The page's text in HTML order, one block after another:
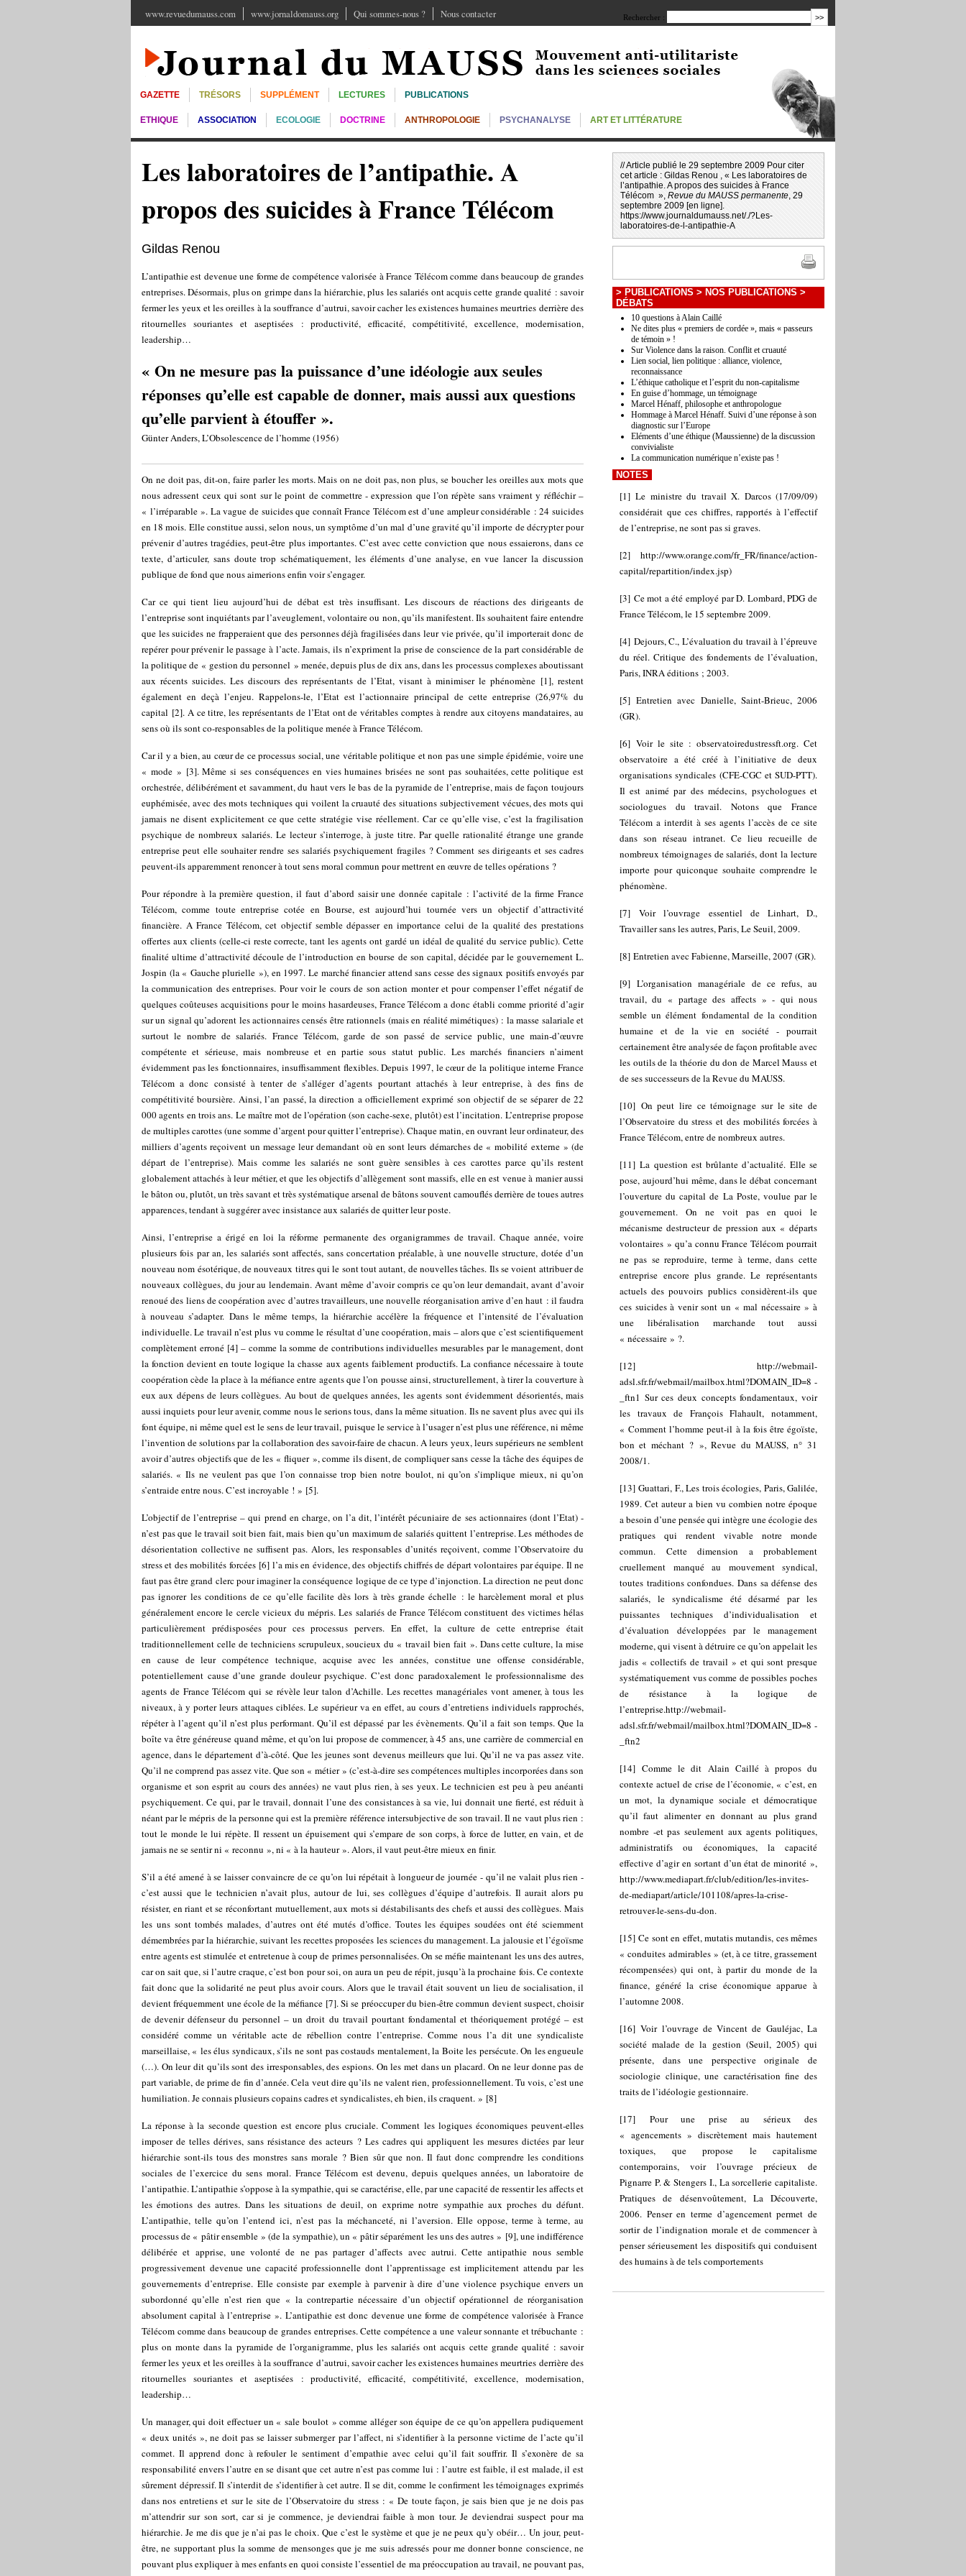
www.revuedumauss.com www.jornaldomauss.org Qui sommes-nous ? Nous contacter Rechercher :
GAZETTE TRÉSORS SUPPLÉMENT LECTURES PUBLICATIONS
ETHIQUE ASSOCIATION ECOLOGIE DOCTRINE ANTHROPOLOGIE PSYCHANALYSE ART ET LITTÉRATURE
Les laboratoires de l’antipathie. A
propos des suicides à France Télécom
Gildas Renou
L’antipathie est devenue une forme de compétence valorisée à France Télécom comme dans beaucoup de grandes
entreprises. Désormais, plus on grimpe dans la hiérarchie, plus les salariés ont acquis cette grande qualité : savoir
fermer les yeux et les oreilles à la souffrance d’autrui, savoir cacher les existences humaines meurtries derrière des
ritournelles souriantes et aseptisées : productivité, efficacité, compétitivité, excellence, modernisation,
leadership…
« On ne mesure pas la puissance d’une idéologie aux seules
réponses qu’elle est capable de donner, mais aussi aux questions
qu’elle parvient à étouffer ».
Günter Anders, L’Obsolescence de l’homme (1956)
On ne doit pas, dit-on, faire parler les morts. Mais on ne doit pas, non plus, se boucher les oreilles aux mots que
nous adressent ceux qui sont sur le point de commettre - expression que l’on répète sans vraiment y réfléchir –
« l’irréparable ». La vague de suicides que connaît France Télécom est d’une ampleur considérable : 24 suicides
en 18 mois. Elle constitue aussi, selon nous, un symptôme d’un mal d’une gravité qu’il importe de décrypter pour
prévenir d’autres tragédies, peut-être plus importantes. C’est avec cette conviction que nous essaierons, dans ce
texte, d’articuler, sans doute trop schématiquement, les éléments d’une analyse, en vue lancer la discussion
publique de fond que nous aimerions enfin voir s’engager.
Car ce qui tient lieu aujourd’hui de débat est très insuffisant. Les discours de réactions des dirigeants de
l’entreprise sont inquiétants par l’aveuglement, volontaire ou non, qu’ils manifestent. Ils souhaitent faire entendre
que les suicides ne frapperaient que des personnes déjà fragilisées dans leur vie privée, qu’il importerait donc de
repérer pour prévenir le passage à l’acte. Jamais, ils n’expriment la prise de conscience de la part considérable de
la politique de « gestion du personnel » menée, depuis plus de dix ans, dans les processus complexes aboutissant
aux récents suicides. Les discours des représentants de l’Etat, visant à minimiser le phénomène [1], restent
également en deçà l’enjeu. Rappelons-le, l’Etat est l’actionnaire principal de cette entreprise (26,97% du
capital [2]. A ce titre, les représentants de l’Etat ont de véritables comptes à rendre aux citoyens mandataires, au
sens où ils sont co-responsables de la politique menée à France Télécom.
Car il y a bien, au cœur de ce processus social, une véritable politique et non pas une simple épidémie, voire une
« mode » [3]. Même si ses conséquences en vies humaines brisées ne sont pas souhaitées, cette politique est
orchestrée, délibérément et savamment, du haut vers le bas de la pyramide de l’entreprise, mais de façon toujours
euphémisée, avec des mots techniques qui voilent la cruauté des situations subjectivement vécues, des mots qui
jamais ne disent explicitement ce que cette stratégie vise réellement. Car ce qu’elle vise, c’est la fragilisation
psychique de nombreux salariés. Le lecteur s’interroge, à juste titre. Par quelle rationalité étrange une grande
entreprise peut elle souhaiter rendre ses salariés psychiquement fragiles ? Comment ses dirigeants et ses cadres
peuvent-ils apparemment renoncer à tout sens moral commun pour mettrent en œuvre de telles opérations ?
Pour répondre à la première question, il faut d’abord saisir une donnée capitale : l’activité de la firme France
Télécom, comme toute entreprise cotée en Bourse, est aujourd’hui tournée vers un objectif d’attractivité
financière. A France Télécom, cet objectif semble dépasser en importance celui de la qualité des prestations
offertes aux clients (celle-ci reste correcte, tant les agents ont gardé un idéal de qualité du service public). Cette
finalité ultime d’attractivité découle de l’introduction en bourse de son capital, décidée par le gouvernement L.
Jospin (la « Gauche plurielle »), en 1997. Le marché financier attend sans cesse des signaux positifs envoyés par
la communication des entreprises. Pour voir le cours de son action monter et pour compenser l’effet négatif de
quelques coûteuses acquisitions pour le moins hasardeuses, France Télécom a donc établi comme priorité d’agir
sur un signal qu’adorent les actionnaires censés être rationnels (mais en réalité mimétiques) : la masse salariale et
surtout le nombre de salariés. France Télécom, garde de son passé de service public, une main-d’œuvre
compétente et sérieuse, mais nombreuse et en partie sous statut public. Les marchés financiers n’aiment
évidemment pas les fonctionnaires, insuffisamment flexibles. Depuis 1997, le cœur de la politique interne France
Télécom a donc consisté à tenter de s’alléger d’agents pourtant attachés à leur entreprise, à des fins de
compétitivité boursière. Ainsi, l’an passé, la direction a officiellement exprimé son objectif de se séparer de 22
000 agents en trois ans. Le maître mot de l’opération (son cache-sexe, plutôt) est l’incitation. L’entreprise propose
de multiples carottes (une somme d’argent pour quitter l’entreprise). Chaque matin, en ouvrant leur ordinateur, des
milliers d’agents reçoivent un message leur demandant où en sont leurs démarches de « mobilité externe » (de
départ de l’entreprise). Mais comme les salariés ne sont guère sensibles à ces carottes parce qu’ils restent
globalement attachés à leur métier, et que les objectifs d’allègement sont massifs, elle en est venue à manier aussi
le bâton ou, plutôt, un très savant et très systématique arsenal de bâtons souvent camouflés derrière de toues autres
apparences, tendant à suggérer avec insistance aux salariés de quitter leur poste.
Ainsi, l’entreprise a érigé en loi la réforme permanente des organigrammes de travail. Chaque année, voire
plusieurs fois par an, les salariés sont affectés, sans concertation préalable, à une nouvelle structure, dotée d’un
nouveau nom ésotérique, de nouveaux titres qui le sont tout autant, de nouvelles tâches. Ils se voient attribuer de
nouveaux collègues, du jour au lendemain. Avant même d’avoir compris ce qu’on leur demandait, avant d’avoir
renoué des liens de coopération avec d’autres travailleurs, une nouvelle réorganisation arrive d’en haut : il faudra
à nouveau s’adapter. Dans le même temps, la hiérarchie accélère la fréquence et l’intensité de l’évaluation
individuelle. Le travail n’est plus vu comme le résultat d’une coopération, mais – alors que c’est scientifiquement
complètement erroné[4] – comme la somme de contributions individuelles mesurables par le management, dont
la fonction devient en toute logique la chasse aux agents faiblement productifs. La confiance nécessaire à toute
coopération cède la place à la méfiance entre agents que l’on pousse ainsi, structurellement, à tirer la couverture à
eux aux dépens de leurs collègues. Au bout de quelques années, les agents sont évidemment désorientés, mais
aussi inquiets pour leur avenir, comme nous le serions tous, dans la même situation. Ils ne savent plus avec qui ils
font équipe, ni même quel est le sens de leur travail, puisque le service à l’usager n’est plus une référence, ni même
l’invention de solutions par la collaboration des savoir-faire de chacun. A leurs yeux, leurs supérieurs ne semblent
avoir d’autres objectifs que de les « fliquer », comme ils disent, de compliquer sans cesse la tâche des équipes de
salariés. « Ils ne veulent pas que l’on connaisse trop bien notre boulot, ni qu’on s’implique mieux, ni qu’on
s’entraide entre nous. C’est incroyable ! » [5].
L’objectif de l’entreprise – qui prend en charge, on l’a dit, l’intérêt pécuniaire de ses actionnaires (dont l’Etat) -
n’est pas que le travail soit bien fait, mais bien qu’un maximum de salariés quittent l’entreprise. Les méthodes de
désorientation collective ne suffisent pas. Alors, les responsables d’unités reçoivent, comme l’Observatoire du
stress et des mobilités forcées[6] l’a mis en évidence, des objectifs chiffrés de départ volontaires par équipe. Il ne
faut pas être grand clerc pour imaginer la conséquence logique de ce type d’injonction. La direction ne peut donc
pas ignorer les conditions de ce qu’elle facilite dès lors à très grande échelle : le harcèlement moral et plus
généralement encore le cercle vicieux du mépris. Les salariés de France Télécom constituent des victimes hélas
particulièrement prédisposées pour ces processus pervers. En effet, la culture de cette entreprise était
traditionnellement celle de techniciens scrupuleux, soucieux du « travail bien fait ». Dans cette culture, la mise
en cause de leur compétence technique, acquise avec les années, constitue une offense considérable,
potentiellement cause d’une grande douleur psychique. C’est donc paradoxalement le professionnalisme des
agents de France Télécom qui se révèle leur talon d’Achille. Les recettes managériales vont amener, à tous les
niveaux, à y porter leurs attaques ciblées. Le supérieur va en effet, au cours d’entretiens individuels rapprochés,
répéter à l’agent qu’il n’est plus performant. Qu’il est dépassé par les évènements. Qu’il a fait son temps. Que la
boîte va être généreuse quand même, et qu’on lui propose de commencer, à 45 ans, une carrière de commercial en
agence, dans le département d’à-côté. Que les jeunes sont devenus meilleurs que lui. Qu’il ne va pas assez vite.
Qu’il ne comprend pas assez vite. Que son « métier » (c’est-à-dire ses compétences multiples incorporées dans son
organisme et son esprit au cours des années) ne vaut plus rien, à ses yeux. Le technicien est peu à peu anéanti
psychiquement. Ce qui, par le travail, donnait l’une des consistances à sa vie, lui donnait une fierté, est réduit à
néant par le mépris de la personne qui est la première référence intersubjective de son travail. Il ne vaut plus rien :
tout le monde le lui répète. Il ressent un épuisement qui s’empare de son corps, à force de lutter, en vain, et de
jamais ne se sentir ni « reconnu », ni « à la hauteur ». Alors, il vaut peut-être mieux en finir.
S’il a été amené à se laisser convaincre de ce qu’on lui répétait à longueur de journée - qu’il ne valait plus rien -
c’est aussi que le technicien n’avait plus, autour de lui, ses collègues d’équipe d’autrefois. Il aurait alors pu
résister, en riant et se réconfortant mutuellement, aux mots si déstabilisants des chefs et aussi des collègues. Mais
les uns sont tombés malades, d’autres ont été mutés d’office. Toutes les équipes soudées ont été sciemment
démembrées par la hiérarchie, suivant les recettes proposées les sciences du management. La jalousie et l’égoïsme
entre agents est stimulée et entretenue à coup de primes personnalisées. On se méfie maintenant les uns des autres,
car on sait que, si l’autre craque, c’est bon pour soi, on aura un peu de répit, jusqu’à la prochaine fois. Ce contexte
fait donc que la solidarité ne peut plus avoir cours. Alors que le travail était souvent un lieu de socialisation, il
devient fréquemment une école de la méfiance[7]. Si se préoccuper du bien-être commun devient suspect, choisir
de devenir défenseur du personnel – un droit du travail pourtant fondamental et théoriquement protégé – est
considéré comme un véritable acte de rébellion contre l’entreprise. Comme nous l’a dit une syndicaliste
marseillaise, « les élus syndicaux, s’ils ne sont pas costauds mentalement, la Boite les persécute. On les engueule
(…). On leur dit qu’ils sont des irresponsables, des espions. On les met dans un placard. On ne leur donne pas de
part variable, de prime de fin d’année. Cela veut dire qu’ils ne valent rien, professionnellement. Tu vois, c’est une
humiliation. Je connais plusieurs copains cadres et syndicalistes, eh bien, ils craquent. » [8]
La réponse à la seconde question est encore plus cruciale. Comment les logiques économiques peuvent-elles
imposer de telles dérives, sans résistance des acteurs ? Les cadres qui appliquent les mesures dictées par leur
hiérarchie sont-ils tous des monstres sans morale ? Bien sûr que non. Il faut donc comprendre les conditions
sociales de l’exercice du sens moral. France Télécom est devenu, depuis quelques années, un laboratoire de
l’antipathie. L’antipathie s’oppose à la sympathie, qui se caractérise, elle, par une capacité de ressentir les affects et
les émotions des autres. Dans les situations de deuil, on exprime notre sympathie aux proches du défunt.
L’antipathie, telle qu’on l’entend ici, n’est pas la méchanceté, ni l’aversion. Elle oppose, terme à terme, au
processus de « pâtir ensemble » (de la sympathie), un « pâtir séparément les uns des autres » [9], une indifférence
délibérée et apprise, une volonté de ne pas partager d’affects avec autrui. Cette antipathie nous semble
progressivement devenue une capacité professionnelle dont l’apprentissage est implicitement attendu par les
gouvernements d’entreprise. Elle consiste par exemple à parvenir à dire d’une violence psychique envers un
subordonné qu’elle n’est rien que « la contrepartie nécessaire d’un objectif opérationnel de réorganisation
absolument capital à l’entreprise ». L’antipathie est donc devenue une forme de compétence valorisée à France
Télécom comme dans beaucoup de grandes entreprises. Cette compétence a une valeur sonnante et trébuchante :
plus on monte dans la pyramide de l’organigramme, plus les salariés ont acquis cette grande qualité : savoir
fermer les yeux et les oreilles à la souffrance d’autrui, savoir cacher les existences humaines meurtries derrière des
ritournelles souriantes et aseptisées : productivité, efficacité, compétitivité, excellence, modernisation,
leadership…
Un manager, qui doit effectuer un « sale boulot » comme alléger son équipe de ce qu’on appellera pudiquement
« deux unités », ne doit pas se laisser submerger par l’affect, ni s’identifier à la personne victime de l’acte qu’il
commet. Il apprend donc à refouler le sentiment d’empathie avec celui qu’il fait souffrir. Il s’exonère de sa
responsabilité envers l’autre en se disant que cet autre n’est pas comme lui : l’autre est faible, il est malade, il est
sûrement dépressif. Il s’interdit de s’identifier à cet autre. Il se dit, comme le confirment les témoignages exprimés
dans nos entretiens et sur le site de l’Observatoire du stress : « De toute façon, je sais bien que je ne dois pas
m’attendrir sur son sort, car si je commence, je deviendrai faible à mon tour. Je deviendrai suspect pour ma
hiérarchie. Je me dis que je n’ai pas le choix. Que c’est le système et que je ne peux qu’y obéir… Un jour, peut-
être, ne supportant plus la somme de mensonges que je me suis adressés pour me donner bonne conscience, ne
pouvant plus expliquer à mes enfants en quoi consiste l’essentiel de ma préoccupation au travail, ne pouvant pas,
// Article publié le 29 septembre 2009 Pour citer
cet article : Gildas Renou , « Les laboratoires de
l’antipathie. A propos des suicides à France
Télécom », Revue du MAUSS permanente, 29
septembre 2009 [en ligne].
https://www.journaldumauss.net/./?Les-
laboratoires-de-l-antipathie-A
> PUBLICATIONS > NOS PUBLICATIONS >
DÉBATS
10 questions à Alain Caillé
Ne dites plus « premiers de cordée », mais « passeurs
de témoin » !
Sur Violence dans la raison. Conflit et cruauté
Lien social, lien politique : alliance, violence,
reconnaissance
L’éthique catholique et l’esprit du non-capitalisme
En guise d’hommage, un témoignage
Marcel Hénaff, philosophe et anthropologue
Hommage à Marcel Hénaff. Suivi d’une réponse à son
diagnostic sur l’Europe
Eléments d’une éthique (Maussienne) de la discussion
convivialiste
La communication numérique n’existe pas !
NOTES
[1]Le ministre du travail X. Darcos (17/09/09)
considérait que ces chiffres, rapportés à l’effectif
de l’entreprise, ne sont pas si graves.
[2] http://www.orange.com/fr_FR/finance/action-
capital/repartition/index.jsp)
[3] Ce mot a été employé par D. Lombard, PDG de
France Télécom, le 15 septembre 2009.
[4] Dejours, C., L’évaluation du travail à l’épreuve
du réel. Critique des fondements de l’évaluation,
Paris, INRA éditions ; 2003.
[5]Entretien avec Danielle, Saint-Brieuc, 2006
(GR).
[6] Voir le site : observatoiredustressft.org. Cet
observatoire a été créé à l’initiative de deux
organisations syndicales (CFE-CGC et SUD-PTT).
Il est animé par des médecins, psychologues et
sociologues du travail. Notons que France
Télécom a interdit à ses agents l’accès de ce site
dans son réseau intranet. Ce lieu recueille de
nombreux témoignages de salariés, dont la lecture
importe pour quiconque souhaite comprendre le
phénomène.
[7]Voir l’ouvrage essentiel de Linhart, D.,
Travailler sans les autres, Paris, Le Seuil, 2009.
[8] Entretien avec Fabienne, Marseille, 2007 (GR).
[9]L’organisation managériale de ce refus, au
travail, du « partage des affects » - qui nous
semble un élément fondamental de la condition
humaine et de la vie en société - pourrait
certainement être analysée de façon profitable avec
les outils de la théorie du don de Marcel Mauss et
de ses successeurs de la Revue du MAUSS.
[10] On peut lire ce témoignage sur le site de
l’Observatoire du stress et des mobilités forcées à
France Télécom, entre de nombreux autres.
[11]La question est brûlante d’actualité. Elle se
pose, aujourd’hui même, dans le débat concernant
l’ouverture du capital de La Poste, voulue par le
gouvernement. On ne voit pas en quoi le
mécanisme destructeur de pression aux « départs
volontaires » qu’a connu France Télécom pourrait
ne pas se reproduire, terme à terme, dans cette
entreprise encore plus grande. Le représentants
actuels des pouvoirs publics considèrent-ils que
ces suicides à venir sont un « mal nécessaire » à
une libéralisation marchande tout aussi
« nécessaire » ?.
[12] http://webmail-
adsl.sfr.fr/webmail/mailbox.html?DOMAIN_ID=8 -
_ftn1 Sur ces deux concepts fondamentaux, voir
les travaux de François Flahault, notamment,
« Comment l’homme peut-il à la fois être égoïste,
bon et méchant ? », Revue du MAUSS, n° 31
2008/1.
[13]Guattari, F., Les trois écologies, Paris, Galilée,
1989. Cet auteur a bien vu combien notre époque
a besoin d’une pensée qui intègre une écologie des
pratiques qui rendent vivable notre monde
commun. Cette dimension a probablement
cruellement manqué au mouvement syndical,
toutes traditions confondues. Dans sa défense des
salariés, le syndicalisme été désarmé par les
puissantes techniques d’individualisation et
d’évaluation développées par le management
moderne, qui visent à détruire ce qu’on appelait les
jadis « collectifs de travail » et qui sont presque
systématiquement vus comme de possibles poches
de résistance à la logique de
l’entreprise.http://webmail-
adsl.sfr.fr/webmail/mailbox.html?DOMAIN_ID=8 -
_ftn2
[14]Comme le dit Alain Caillé à propos du
contexte actuel de crise de l’économie, « c’est, en
un mot, la dynamique sociale et démocratique
qu’il faut alimenter en donnant au plus grand
nombre -et pas seulement aux agents politiques,
administratifs ou économiques, la capacité
effective d’agir en sortant d’un état de minorité »,
http://www.mediapart.fr/club/edition/les-invites-
de-mediapart/article/101108/apres-la-crise-
retrouver-le-sens-du-don.
[15]Ce sont en effet, mutatis mutandis, ces mêmes
« conduites admirables » (et, à ce titre, grassement
récompensées) qui ont, à partir du monde de la
finance, généré la crise économique apparue à
l’automne 2008.
[16]Voir l’ouvrage de Vincent de Gauléjac, La
société malade de la gestion (Seuil, 2005) qui
présente, dans une perspective originale de
sociologie clinique, une caractérisation fine des
traits de l’idéologie gestionnaire.
[17] Pour une prise au sérieux des
« agencements » discrètement mais hautement
toxiques, que propose le capitalisme
contemporains, voir l’ouvrage précieux de
Pignarre P. & Stengers I., La sorcellerie capitaliste.
Pratiques de désenvoûtement, La Découverte,
2006. Penser en terme d’agencement permet de
sortir de l’indignation morale et de commencer à
penser sérieusement les dispositifs qui conduisent
des humains à de tels comportements